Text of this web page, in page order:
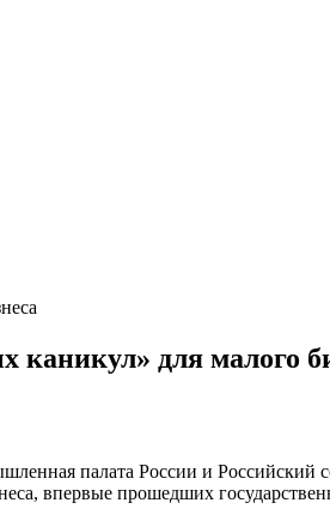
для малого
палата России и
впервые прошедших